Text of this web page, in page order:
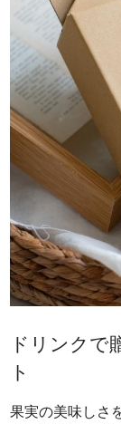
ドリンクで
ト
果実の美味しさ